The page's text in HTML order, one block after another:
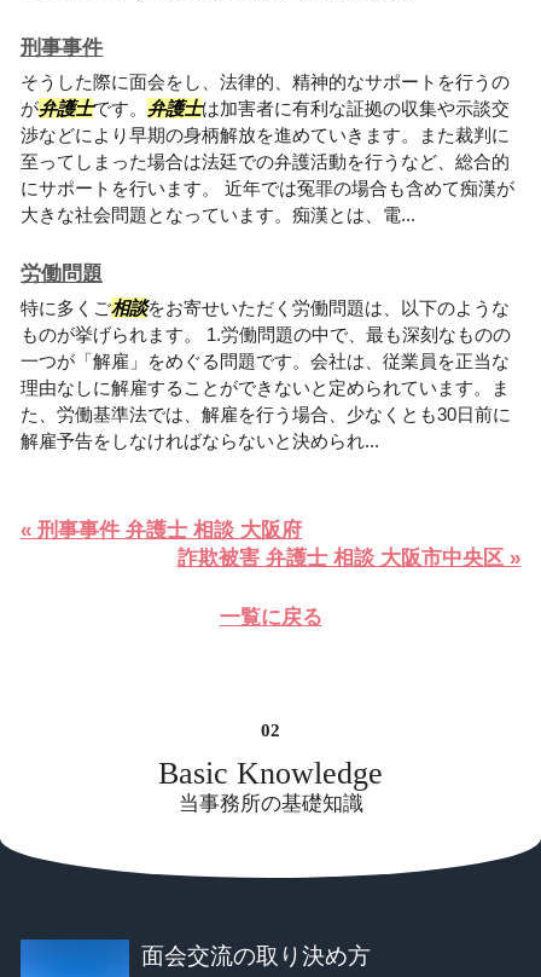
刑事事件
そうした際に面会をし、法律的、精神的なサポートを行うの
が弁護士です。 弁護士は加害者に有利な証拠の収集や示談交
渉などにより早期の身柄解放を進めていきます。また裁判に
至ってしまった場合は法廷での弁護活動を行うなど、総合的
にサポートを行います。 近年では冤罪の場合も含めて痴漢が
大きな社会問題となっています。痴漢とは、電...
労働問題
特に多くご相談をお寄せいただく労働問題は、以下のような
ものが挙げられます。 1.労働問題の中で、最も深刻なものの
一つが「解雇」をめぐる問題です。会社は、従業員を正当な
理由なしに解雇することができないと定められています。ま
た、労働基準法では、解雇を行う場合、少なくとも30日前に
解雇予告をしなければならないと決められ...
« 刑事事件 弁護士 相談 大阪府
詐欺被害 弁護士 相談 大阪市中央区 »
一覧に戻る
Basic Knowledge
当事務所の基礎知識
面会交流の取り決め方